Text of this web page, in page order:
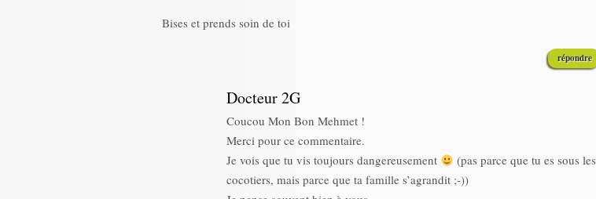
Bises et prends soin de toi
répondre
Docteur 2G
Coucou Mon Bon Mehmet !
Merci pour ce commentaire.
Je vois que tu vis toujours dangereusement
(pas parce que tu es sous les
cocotiers, mais parce que ta famille s’agrandit ;-))